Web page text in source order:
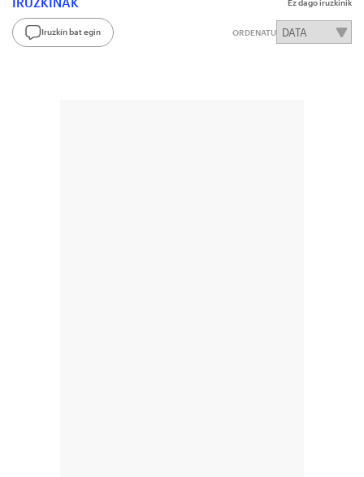
Ez dago iruzkinik
Iruzkin bat egin ORDENATU